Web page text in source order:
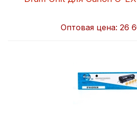
Оптовая цена: 26